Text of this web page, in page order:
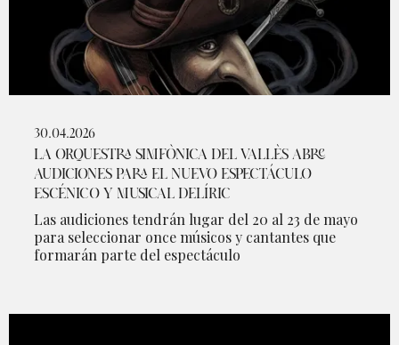
30.04.2026
LA ORQUESTRA SIMFÒNICA DEL VALLÈS ABRE
AUDICIONES PARA EL NUEVO ESPECTÁCULO
ESCÉNICO Y MUSICAL DELÍRIC
Las audiciones tendrán lugar del 20 al 23 de mayo
para seleccionar once músicos y cantantes que
formarán parte del espectáculo